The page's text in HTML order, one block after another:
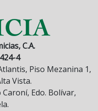
C.A.
4
Piso Mezanina 1,
Vista.
Edo. Bolívar,